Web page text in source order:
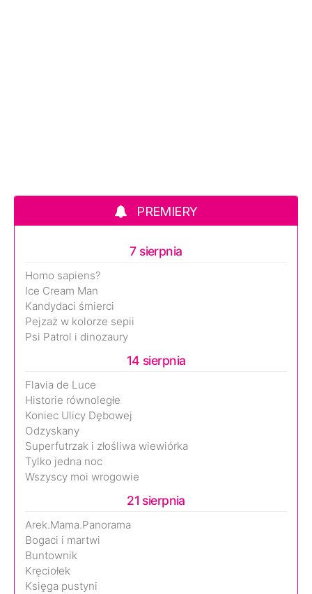
PREMIERY
7 sierpnia
Homo sapiens?
Ice Cream Man
Kandydaci śmierci
Pejzaż w kolorze sepii
Psi Patrol i dinozaury
14 sierpnia
Flavia de Luce
Historie równoległe
Koniec Ulicy Dębowej
Odzyskany
Superfutrzak i złośliwa wiewiórka
Tylko jedna noc
Wszyscy moi wrogowie
21 sierpnia
Arek.Mama.Panorama
Bogaci i martwi
Buntownik
Kręciołek
Księga pustyni